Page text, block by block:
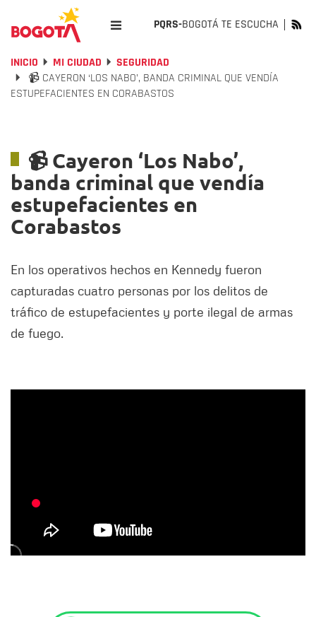
PQRS-BOGOTÁ TE ESCUCHA
INICIO MI CIUDAD
SEGURIDAD
📹 CAYERON ‘LOS NABO’, BANDA CRIMINAL QUE VENDÍA
ESTUPEFACIENTES EN CORABASTOS
📹 Cayeron ‘Los Nabo’,
banda criminal que vendía
estupefacientes en
Corabastos
En los operativos hechos en Kennedy fueron
capturadas cuatro personas por los delitos de
tráfico de estupefacientes y porte ilegal de armas
de fuego.